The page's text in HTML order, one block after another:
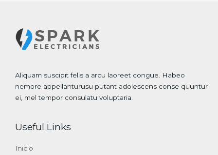
Aliquam suscipit felis a arcu laoreet congue. Habeo
nemore appellanturusu putant adolescens conse quuntur
ei, mel tempor consulatu voluptaria.
Useful Links
Inicio